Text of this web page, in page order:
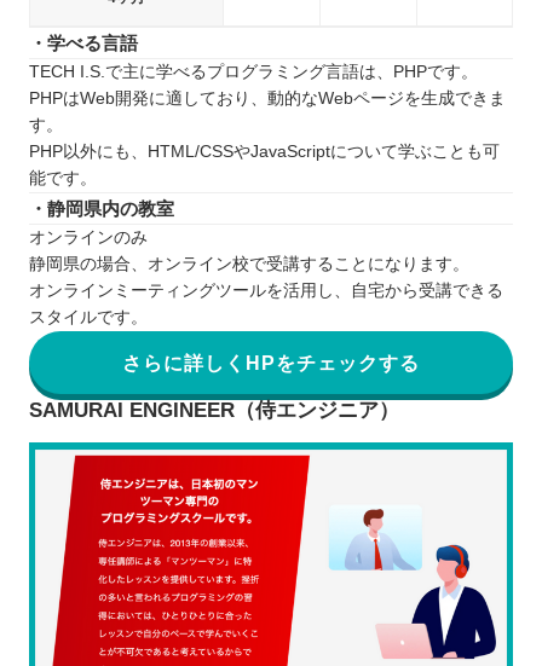
・学べる言語
TECH I.S.で主に学べるプログラミング言語は、PHPです。
PHPはWeb開発に適しており、動的なWebページを生成できま
す。
PHP以外にも、HTML/CSSやJavaScriptについて学ぶことも可
能です。
・静岡県内の教室
オンラインのみ
静岡県の場合、オンライン校で受講することになります。
オンラインミーティングツールを活用し、自宅から受講できる
スタイルです。
さらに詳しくHPをチェックする
SAMURAI ENGINEER（侍エンジニア）